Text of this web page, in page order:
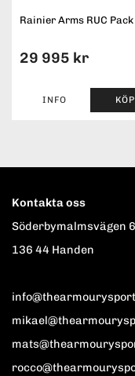
Rainier Arms RUC Pack
29 995 kr
INFO KÖP
Kontakta oss
Söderbymalmsvägen
136 44 Handen